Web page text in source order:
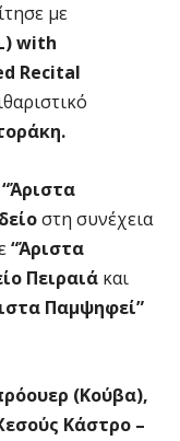
με
with
Recital
“Άριστα
στη συνέχεια
“Άριστα
Πειραιά και
Παμψηφεί”
(Κούβα),
Κάστρο –